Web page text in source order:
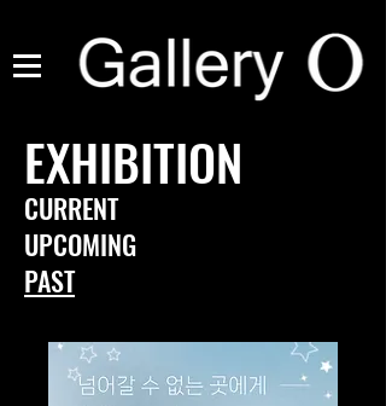
EXHIBITION
CURRENT
UPCOMING
PAST